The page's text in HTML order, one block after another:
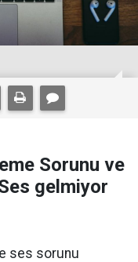
Sorunu ve
gelmiyor
ses sorunu